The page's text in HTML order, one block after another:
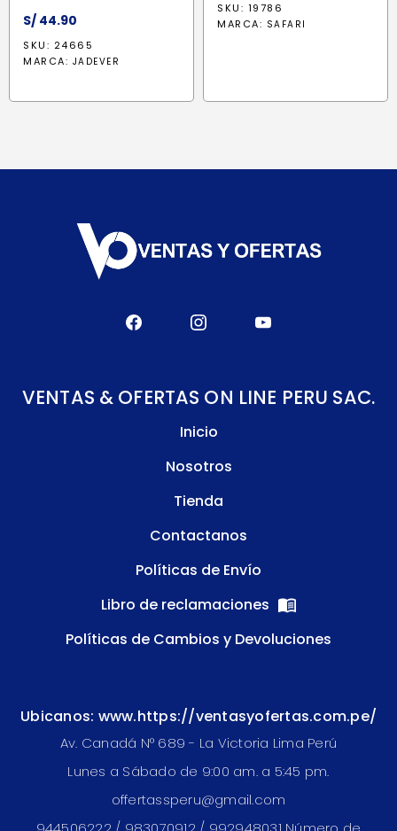
S/ 44.90
SKU: 24665
MARCA: JADEVER
SKU: 19786
MARCA: SAFARI
VENTAS & OFERTAS ON LINE PERU SAC.
Inicio
Nosotros
Tienda
Contactanos
Políticas de Envío
Libro de reclamaciones
Políticas de Cambios y Devoluciones
Ubicanos: www.https://ventasyofertas.com.pe/
Av. Canadá N° 689 - La Victoria Lima Perú
Lunes a Sábado de 9:00 am. a 5:45 pm.
offertassperu@gmail.com